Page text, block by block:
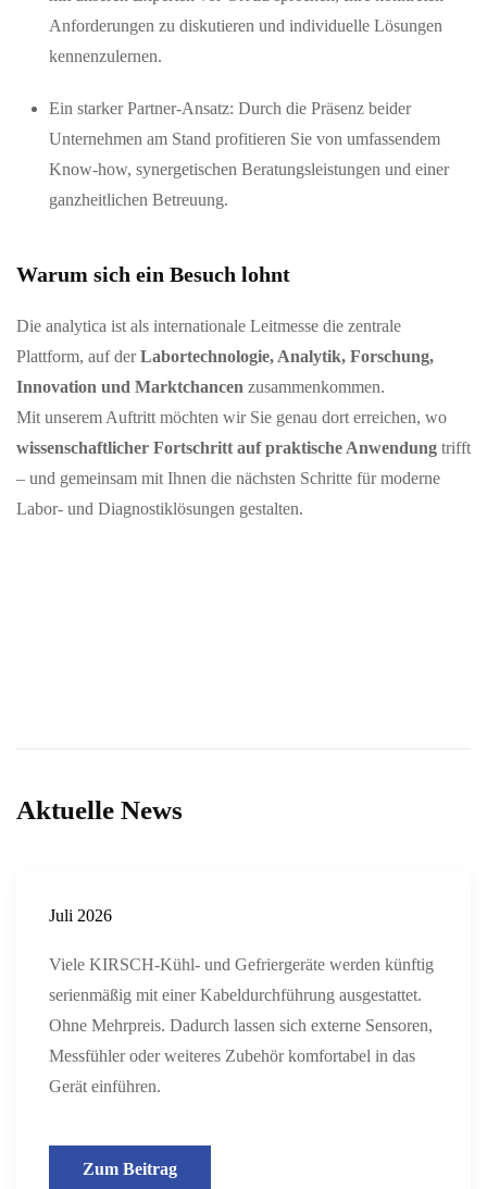
Anforderungen zu diskutieren und individuelle Lösungen
kennenzulernen.
Ein starker Partner-Ansatz: Durch die Präsenz beider
Unternehmen am Stand profitieren Sie von umfassendem
Know-how, synergetischen Beratungsleistungen und einer
ganzheitlichen Betreuung.
Warum sich ein Besuch lohnt
Die analytica ist als internationale Leitmesse die zentrale
Plattform, auf derLabortechnologie, Analytik, Forschung,
Innovation und Marktchancen zusammenkommen.
Mit unserem Auftritt möchten wir Sie genau dort erreichen, wo
wissenschaftlicher Fortschritt auf praktische Anwendung trifft
– und gemeinsam mit Ihnen die nächsten Schritte für moderne
Labor- und Diagnostiklösungen gestalten.
Aktuelle News
Juli 2026
Viele KIRSCH-Kühl- und Gefriergeräte werden künftig
serienmäßig mit einer Kabeldurchführung ausgestattet.
Ohne Mehrpreis. Dadurch lassen sich externe Sensoren,
Messfühler oder weiteres Zubehör komfortabel in das
Gerät einführen.
Zum Beitrag